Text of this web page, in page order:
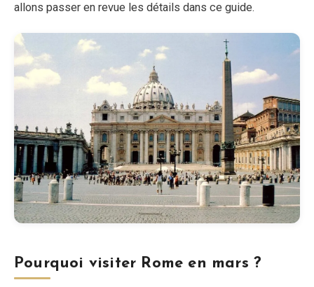
allons passer en revue les détails dans ce guide.
Pourquoi visiter Rome en mars ?